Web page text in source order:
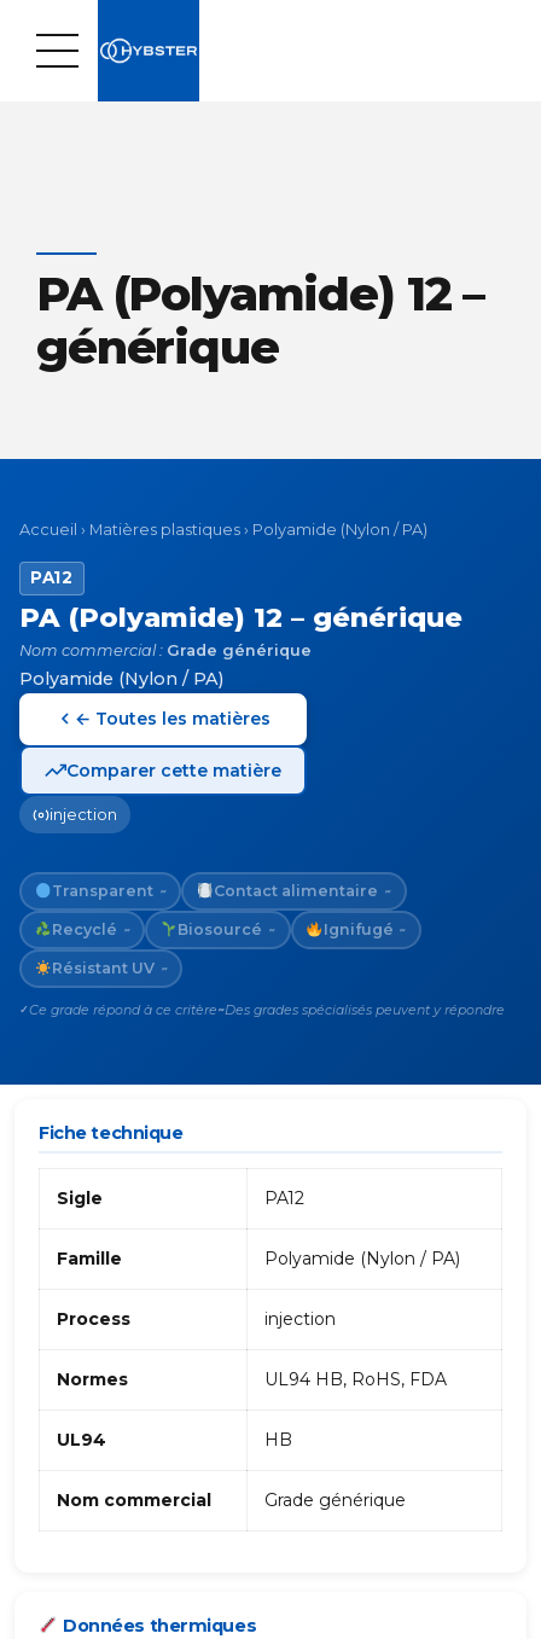
PA (Polyamide) 12 –
générique
Accueil › Matières plastiques › Polyamide (Nylon / PA)
PA12
PA (Polyamide) 12 – générique
Nom commercial : Grade générique
Polyamide (Nylon / PA)
← Toutes les matières
Comparer cette matière
injection
Transparent ~ Contact alimentaire ~
Recyclé ~ Biosourcé ~ Ignifugé ~
Résistant UV ~
✓ Ce grade répond à ce critère ~Des grades spécialisés peuvent y répondre
Fiche technique
Sigle PA12
Famille Polyamide (Nylon / PA)
Process injection
Normes UL94 HB, RoHS, FDA
UL94 HB
Nom commercial Grade générique
Données thermiques